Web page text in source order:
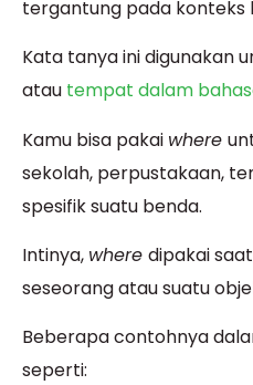
tergantung pada konteks
Kata tanya ini digunakan
atau tempat dalam
Kamu bisa pakai where
sekolah, perpustakaan,
spesifik suatu benda.
Intinya, where dipakai
seseorang atau suatu
Beberapa contohnya
seperti: